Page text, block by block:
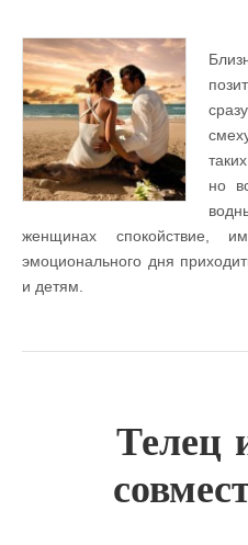
но
женщинах спокойствие,
эмоционального дня
и детям.
Телец